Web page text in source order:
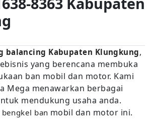
Hidrolik Motor Kompresor
balancing Kabupaten Klungkung,
yang berencana membuka
ban mobil dan motor. Kami
Mega menawarkan berbagai
mendukung usaha anda.
bengkel ban mobil dan motor ini.